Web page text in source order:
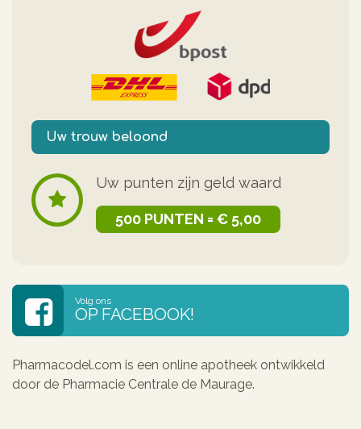
Uw trouw beloond
Uw punten zijn geld waard
500 PUNTEN = € 5,00
Volg ons
OP FACEBOOK!
Pharmacodel.com is een online apotheek ontwikkeld
door de Pharmacie Centrale de Maurage.